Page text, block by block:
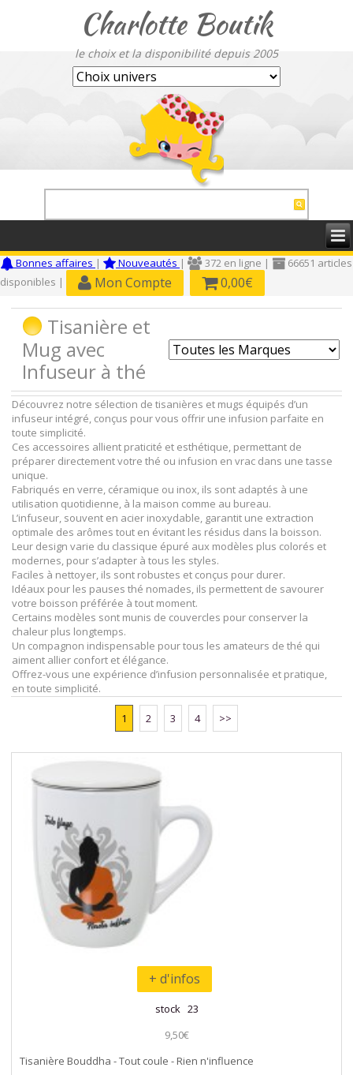
Charlotte Boutik
le choix et la disponibilité depuis 2005
Bonnes affaires | Nouveautés | 372 en ligne |
66651 articles
disponibles |
Mon Compte 0,00€
Tisanière et
Mug avec
Infuseur à thé
Découvrez notre sélection de tisanières et mugs équipés d’un
infuseur intégré, conçus pour vous offrir une infusion parfaite en
toute simplicité.
Ces accessoires allient praticité et esthétique, permettant de
préparer directement votre thé ou infusion en vrac dans une tasse
unique.
Fabriqués en verre, céramique ou inox, ils sont adaptés à une
utilisation quotidienne, à la maison comme au bureau.
L’infuseur, souvent en acier inoxydable, garantit une extraction
optimale des arômes tout en évitant les résidus dans la boisson.
Leur design varie du classique épuré aux modèles plus colorés et
modernes, pour s’adapter à tous les styles.
Faciles à nettoyer, ils sont robustes et conçus pour durer.
Idéaux pour les pauses thé nomades, ils permettent de savourer
votre boisson préférée à tout moment.
Certains modèles sont munis de couvercles pour conserver la
chaleur plus longtemps.
Un compagnon indispensable pour tous les amateurs de thé qui
aiment allier confort et élégance.
Offrez-vous une expérience d’infusion personnalisée et pratique,
en toute simplicité.
1 2 3 4 >>
+ d'infos
stock 23
9,50€
Tisanière Bouddha - Tout coule - Rien n'influence